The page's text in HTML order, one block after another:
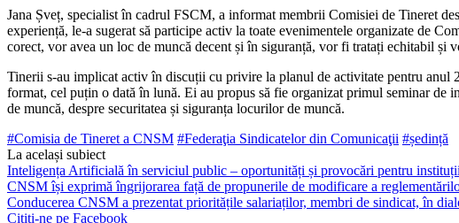
Jana Șveț, specialist în cadrul FSCM, a informat membrii Comi­siei de Tineret
experiență, le-a sugerat să participe activ la toa­te evenimentele organizate de
corect, vor avea un loc de mun­că decent și în siguranță, vor fi tratați echitabil și
Tinerii s-au implicat activ în discuții cu privire la planul de ac­tivitate pentru anul
format, cel puțin o dată în lună. Ei au propus să fie organizat primul seminar
de muncă, despre securitatea și siguranța locurilor de muncă.
#Comisia de Tineret a CNSM #Federaţia Sindicatelor din Comunicaţii #ședință
La același subiect
Inteligența Artificială în serviciul public – oportunități și provocări pentru
CNSM își exprimă îngrijorarea față de propunerile de modificare a
Conducerea CNSM a prezentat prioritățile salariaților, membri de sindicat, în
Citiți-ne pe Facebook